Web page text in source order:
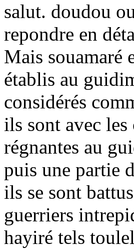
salut. doudou
repondre en
Mais souamaré
établis au
considérés
ils sont avec
régnantes au
puis une partie
ils se sont
guerriers
hayiré tels